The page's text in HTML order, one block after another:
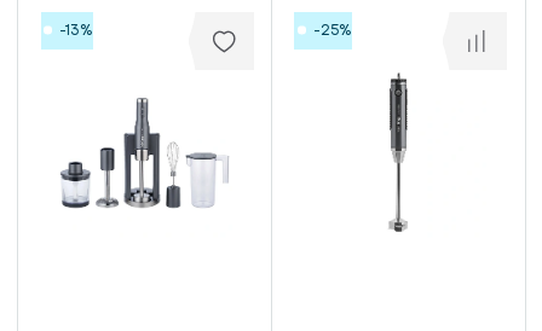
-13% -25%